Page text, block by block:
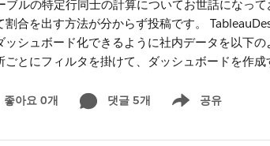
좋아요 0개 댓글 5개 공유
Show menu